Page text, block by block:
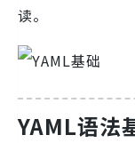
读。
YAML语法